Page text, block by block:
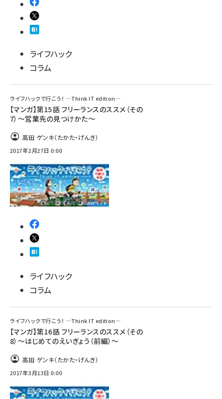
ライフハック
コラム
ライフハックで行こう！ ―Think IT edition―
【マンガ】第15話 フリーランスのススメ（その
7）～営業先の見つけかた～
高田 ゲンキ（たかた・げんき）
2017年2月27日 0:00
ライフハック
コラム
ライフハックで行こう！ ―Think IT edition―
【マンガ】第16話 フリーランスのススメ（その
8）～はじめてのえいぎょう（前編）～
高田 ゲンキ（たかた・げんき）
2017年3月13日 0:00